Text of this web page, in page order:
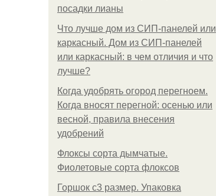
посадки лианы
Что лучше дом из СИП-панелей или
каркасный. Дом из СИП-панелей
или каркасный: в чем отличия и что
лучше?
Когда удобрять огород перегноем.
Когда вносят перегной: осенью или
весной, правила внесения
удобрений
Флоксы сорта дымчатые.
Фиолетовые сорта флоксов
Горшок с3 размер. Упаковка